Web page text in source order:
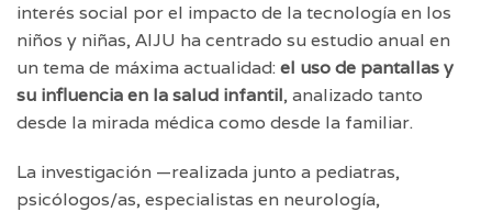
interés social por el impacto de la tecnología en los
niños y niñas, AIJU ha centrado su estudio anual en
un tema de máxima actualidad:el uso de pantallas y
su influencia en la salud infantil, analizado tanto
desde la mirada médica como desde la familiar.
La investigación —realizada junto a pediatras,
psicólogos/as, especialistas en neurología,